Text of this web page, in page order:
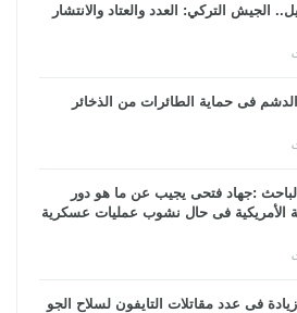
الجيش التركي: العدد والعتاد والانتشار
فى حماية الطائرات من الذخائر
الباحث :جهاد فتحى يجيب عن ما هو دور
الأمريكية فى حال نشوب عمليات عسكرية
70% زيادة فى عدد مقاتلات التايفون لسلاح الجو